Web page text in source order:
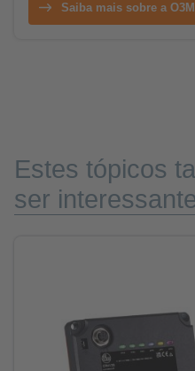
Saiba mais sobre a
Estes tópicos
ser